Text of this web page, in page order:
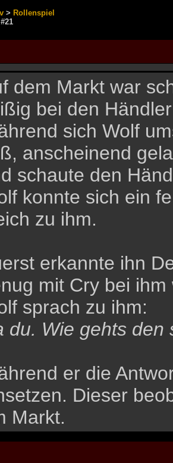
> Rollenspiel
dem Markt war
bei den
sich Wolf
anscheinend
schaute den
konnte sich ein
zu ihm.
erkannte ihn
mit Cry bei
sprach zu ihm:
du. Wie gehts den
er die
Dieser
Markt.